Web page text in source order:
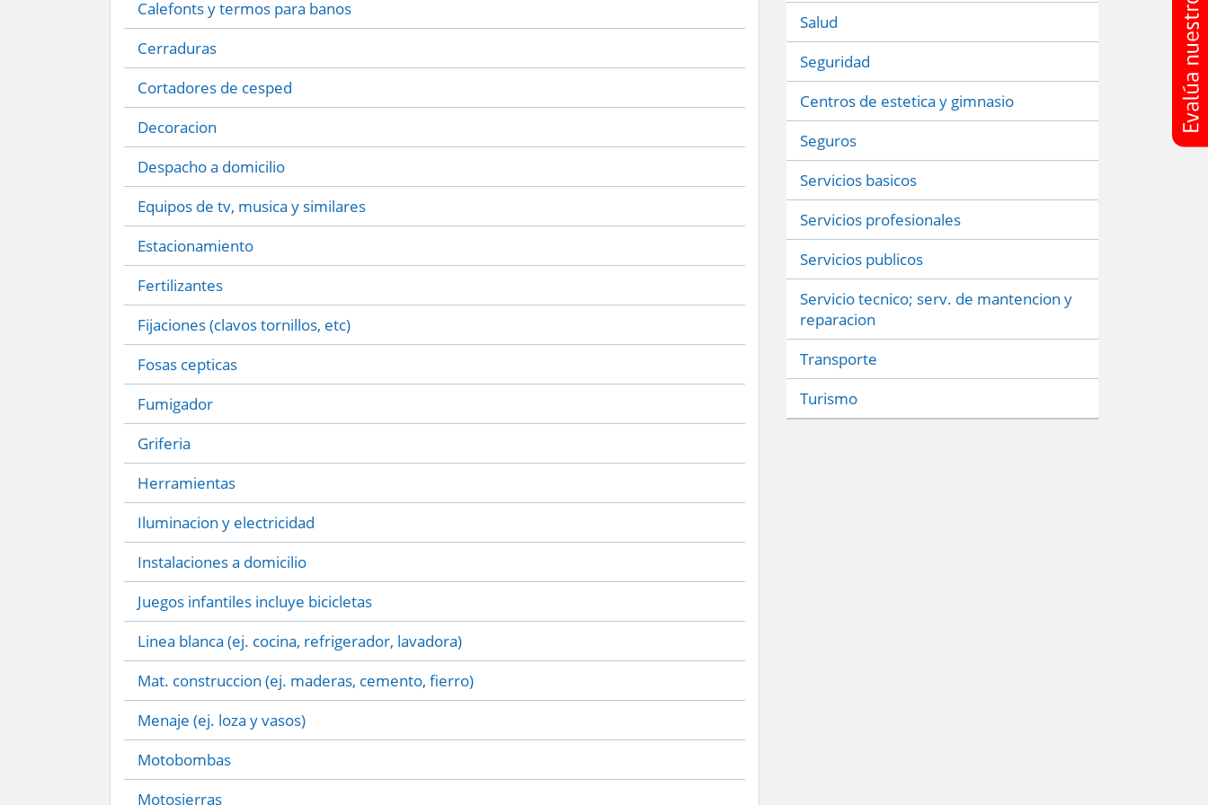
Calefonts y termos para banos
Cerraduras
Cortadores de cesped
Decoracion
Despacho a domicilio
Equipos de tv, musica y similares
Estacionamiento
Fertilizantes
Fijaciones (clavos tornillos, etc)
Fosas cepticas
Fumigador
Griferia
Herramientas
Iluminacion y electricidad
Instalaciones a domicilio
Juegos infantiles incluye bicicletas
Linea blanca (ej. cocina, refrigerador, lavadora)
Mat. construccion (ej. maderas, cemento, fierro)
Menaje (ej. loza y vasos)
Motobombas
Motosierras
Salud
Seguridad
Centros de estetica y gimnasio
Seguros
Servicios basicos
Servicios profesionales
Servicios publicos
Servicio tecnico; serv. de mantencion y
reparacion
Transporte
Turismo